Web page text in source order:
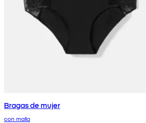
Bragas de mujer
con malla